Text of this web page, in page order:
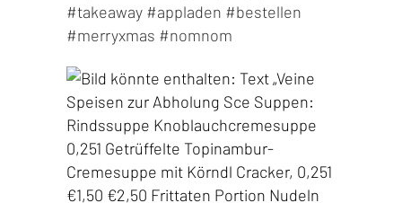
#takeaway #appladen #bestellen
#merryxmas #nomnom